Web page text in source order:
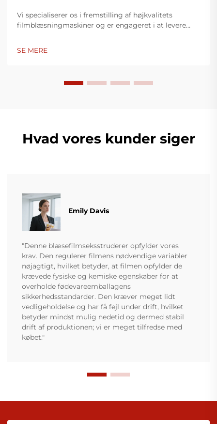
Vi specialiserer os i fremstilling af højkvalitets
filmblæsningmaskiner og er engageret i at levere
teknologi, er højtydende, energieffektive og stabile,
SE MERE
Hvad vores kunder siger
Emily Davis
"Denne blæsefilmseksstruderer opfylder vores
krav. Den regulerer filmens nødvendige variabler
nøjagtigt, hvilket betyder, at filmen opfylder de
krævede fysiske og kemiske egenskaber for at
overholde fødevareemballagens
sikkerhedsstandarder. Den kræver meget lidt
vedligeholdelse og har få fejl under drift, hvilket
betyder mindst mulig nedetid og dermed stabil
drift af produktionen; vi er meget tilfredse med
købet."